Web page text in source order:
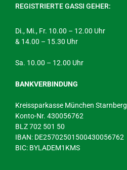
REGISTRIERTE GASSI GEHER:
Di., Mi., Fr. 10.00 – 12.00 Uhr
& 14.00 – 15.30 Uhr
Sa. 10.00 – 12.00 Uhr
BANKVERBINDUNG
Kreissparkasse München Starnberg
Konto-Nr. 430056762
BLZ 702 501 50
IBAN: DE25702501500430056762
BIC: BYLADEM1KMS